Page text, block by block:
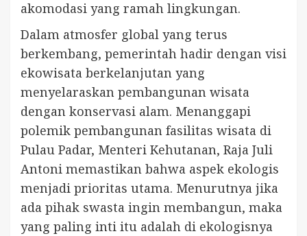
akomodasi yang ramah lingkungan.
Dalam atmosfer global yang terus
berkembang, pemerintah hadir dengan visi
ekowisata berkelanjutan yang
menyelaraskan pembangunan wisata
dengan konservasi alam. Menanggapi
polemik pembangunan fasilitas wisata di
Pulau Padar, Menteri Kehutanan, Raja Juli
Antoni memastikan bahwa aspek ekologis
menjadi prioritas utama. Menurutnya jika
ada pihak swasta ingin membangun, maka
yang paling inti itu adalah di ekologisnya